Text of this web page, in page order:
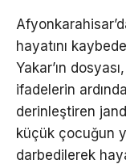
hayatını
Yakar’ın
ifadelerin
derinleştiren
küçük çocuğun
darbedilerek